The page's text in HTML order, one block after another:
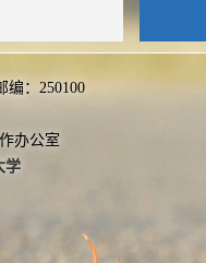
编：250100
工作办公室
学